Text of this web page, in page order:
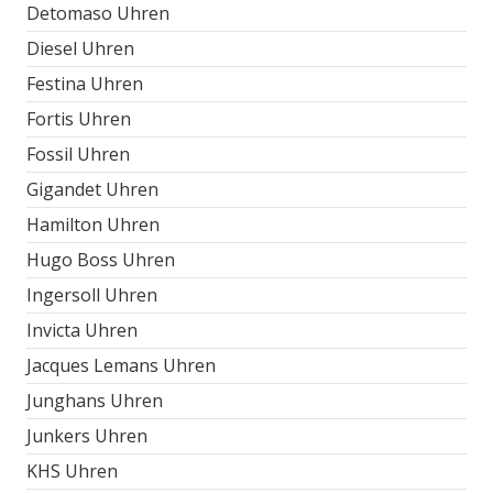
Detomaso Uhren
Diesel Uhren
Festina Uhren
Fortis Uhren
Fossil Uhren
Gigandet Uhren
Hamilton Uhren
Hugo Boss Uhren
Ingersoll Uhren
Invicta Uhren
Jacques Lemans Uhren
Junghans Uhren
Junkers Uhren
KHS Uhren